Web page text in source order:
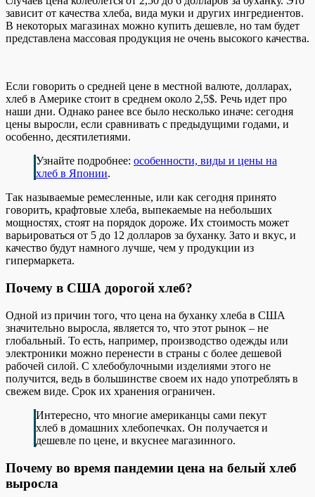
зависит от качества хлеба, вида муки и других ингредиентов.
В некоторых магазинах можно купить дешевле, но там будет
представлена массовая продукция не очень высокого качества.
Если говорить о средней цене в местной валюте, долларах,
хлеб в Америке стоит в среднем около 2,5$. Речь идет про
наши дни. Однако ранее все было несколько иначе: сегодня
цены выросли, если сравнивать с предыдущими годами, и
особенно, десятилетиями.
Узнайте подробнее: особенности, виды и цены на
хлеб в Японии.
Так называемые ремесленные, или как сегодня принято
говорить, крафтовые хлеба, выпекаемые на небольших
мощностях, стоят на порядок дороже. Их стоимость может
варьироваться от 5 до 12 долларов за буханку. Зато и вкус, и
качество будут намного лучше, чем у продукции из
гипермаркета.
Почему в США дорогой хлеб?
Одной из причин того, что цена на буханку хлеба в США
значительно выросла, является то, что этот рынок – не
глобальный. То есть, например, производство одежды или
электроники можно перенести в страны с более дешевой
рабочей силой. С хлебобулочными изделиями этого не
получится, ведь в большинстве своем их надо употреблять в
свежем виде. Срок их хранения ограничен.
Интересно, что многие американцы сами пекут
хлеб в домашних хлебопечках. Он получается и
дешевле по цене, и вкуснее магазинного.
Почему во время пандемии цена на белый хлеб
выросла